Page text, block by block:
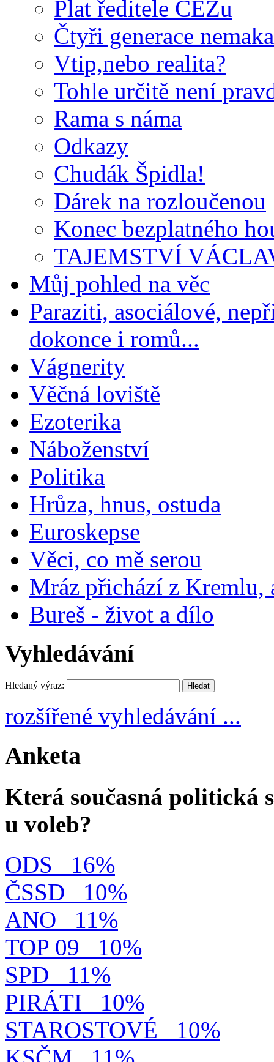
Plat ředitele ČEZu
Čtyři generace
Vtip,nebo realita?
Tohle určitě není
Rama s náma
Odkazy
Chudák Špidla!
Dárek na rozloučenou
Konec bezplatného
TAJEMSTVÍ
Můj pohled na věc
Paraziti, asociálové,
dokonce i romů...
Vágnerity
Věčná loviště
Ezoterika
Náboženství
Politika
Hrůza, hnus, ostuda
Euroskepse
Věci, co mě serou
Mráz přichází z Kremlu,
Bureš - život a dílo
Vyhledávání
Hledaný výraz:
rozšířené vyhledávání ...
Anketa
Která současná politická
u voleb?
ODS
16%
ČSSD
10%
ANO
11%
TOP 09
10%
SPD
11%
PIRÁTI
10%
STAROSTOVÉ
10%